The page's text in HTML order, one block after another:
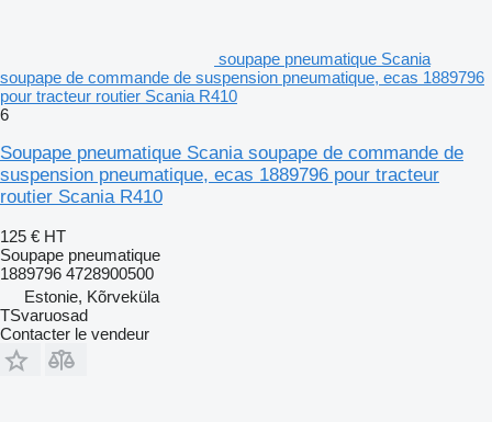
soupape pneumatique Scania
soupape de commande de suspension pneumatique, ecas 1889796
pour tracteur routier Scania R410
6
Soupape pneumatique Scania soupape de commande de
suspension pneumatique, ecas 1889796 pour tracteur
routier Scania R410
125 € HT
Soupape pneumatique
1889796 4728900500
Estonie, Kõrveküla
TSvaruosad
Contacter le vendeur